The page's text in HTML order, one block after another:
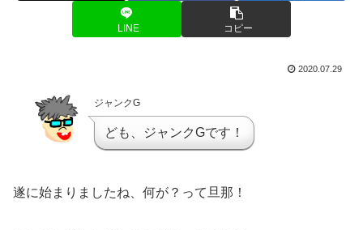
LINE コピー
2020.07.29
ジャンクG
ども、ジャンクGです！
遂に始まりましたね、何が？って旦那！